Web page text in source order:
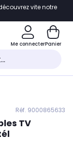
vite notre
Me connecterPanier
Réf. 9000865633
TV